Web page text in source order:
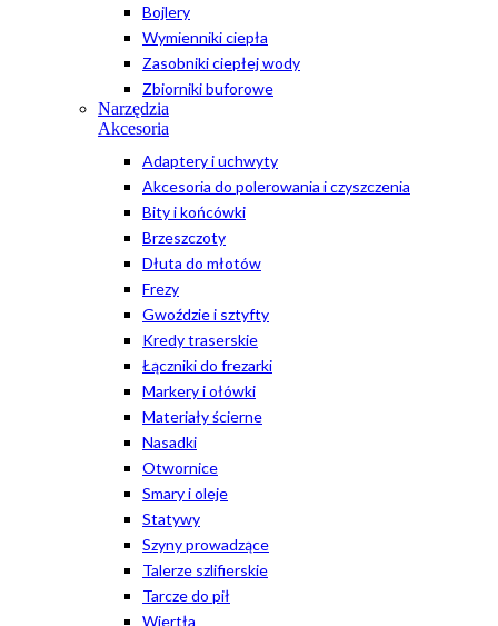
Bojlery
Wymienniki ciepła
Zasobniki ciepłej wody
Zbiorniki buforowe
Narzędzia
Akcesoria
Adaptery i uchwyty
Akcesoria do polerowania i czyszczenia
Bity i końcówki
Brzeszczoty
Dłuta do młotów
Frezy
Gwoździe i sztyfty
Kredy traserskie
Łączniki do frezarki
Markery i ołówki
Materiały ścierne
Nasadki
Otwornice
Smary i oleje
Statywy
Szyny prowadzące
Talerze szlifierskie
Tarcze do pił
Wiertła